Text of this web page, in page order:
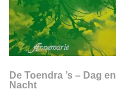
De Toendra ’s – Dag en
Nacht